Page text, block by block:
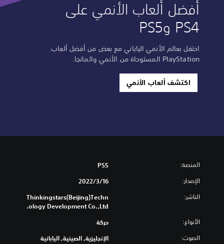
أفضل ألعاب الأنمي على
PS4 وPS5
احتفل بعالم الأنمي الياباني مع بعض من أفضل ألعاب
PlayStation المستوحاة من الأنمي والمانجا.
اكتشف ألعاب الأنمي
المنصة: PS5
الإصدار: 16‏/3‏/2022
الناشر:
Thinkingstars(Beijing)Techn
ology Development Co.,Ltd.
الأنواع: حركة
الصوت: الإنجليزية, الصينية, اليابانية